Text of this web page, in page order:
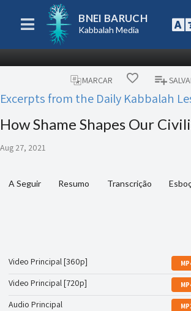
BNEI BARUCH
Kabbalah Media
MARCAR
Excerpts from the Daily Kabbalah
How Shame Shapes Our
Aug 27, 2021
A Seguir Resumo Transcrição
Video Principal [360p]
Video Principal [720p]
Audio Principal